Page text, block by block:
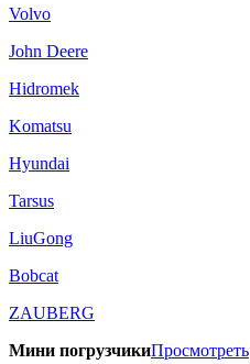
Volvo
John Deere
Hidromek
Komatsu
Hyundai
Tarsus
LiuGong
Bobcat
ZAUBERG
Мини погрузчикиПросмотреть